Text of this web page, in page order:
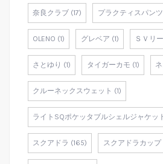
奈良クラブ (17) プラクティスパン
OLENO (1) グレベア (1) ＳＶリ
さとゆり (1) タイガーカモ (1)
クルーネックスウェット (1)
ライトSQポケッタブルシェルジャケッ
スクアドラ (165) スクアドラカップ